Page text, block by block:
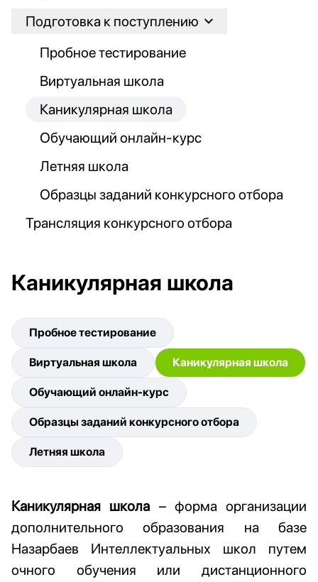
Подготовка к поступлению
Пробное тестирование
Виртуальная школа
Каникулярная школа
Обучающий онлайн-курс
Летняя школа
Образцы заданий конкурсного отбора
Трансляция конкурсного отбора
Каникулярная школа
Пробное тестирование
Виртуальная школа Каникулярная школа
Обучающий онлайн-курс
Образцы заданий конкурсного отбора
Летняя школа
Каникулярная школа – форма организации
дополнительного образования на базе
Назарбаев Интеллектуальных школ путем
очного обучения или дистанционного